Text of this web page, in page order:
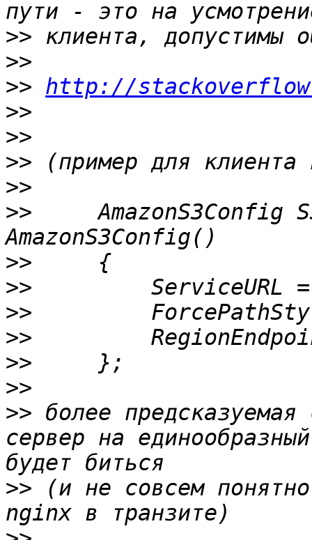
>>
>>
>> http://
>>
>>
>>
>>
>>
AmazonS3Config
>>
>>
>>
>>
>>
>>
>> более
сервер на
>> (и не совсем